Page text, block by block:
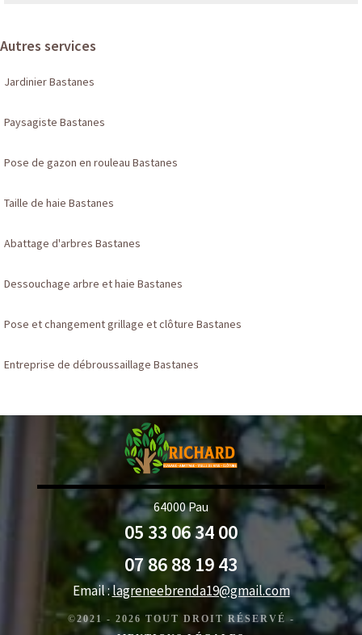
Autres services
Jardinier Bastanes
Paysagiste Bastanes
Pose de gazon en rouleau Bastanes
Taille de haie Bastanes
Abattage d'arbres Bastanes
Dessouchage arbre et haie Bastanes
Pose et changement grillage et clôture Bastanes
Entreprise de débroussaillage Bastanes
64000 Pau
05 33 06 34 00
07 86 88 19 43
Email :lagreneebrenda19@gmail.com
©2021 - 2026 TOUT DROIT RÉSERVÉ -